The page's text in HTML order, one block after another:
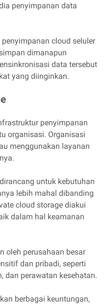
penyimpanan data
cloud seluler
dimanapun
data tersebut
yang diinginkan.
penyimpanan
organisasi. Organisasi
menggunakan layanan
untuk kebutuhan
lebih mahal dibanding
cloud storage diakui
dalam hal keamanan
oleh perusahaan besar
dan pribadi, seperti
dan perawatan kesehatan.
berbagai keuntungan,